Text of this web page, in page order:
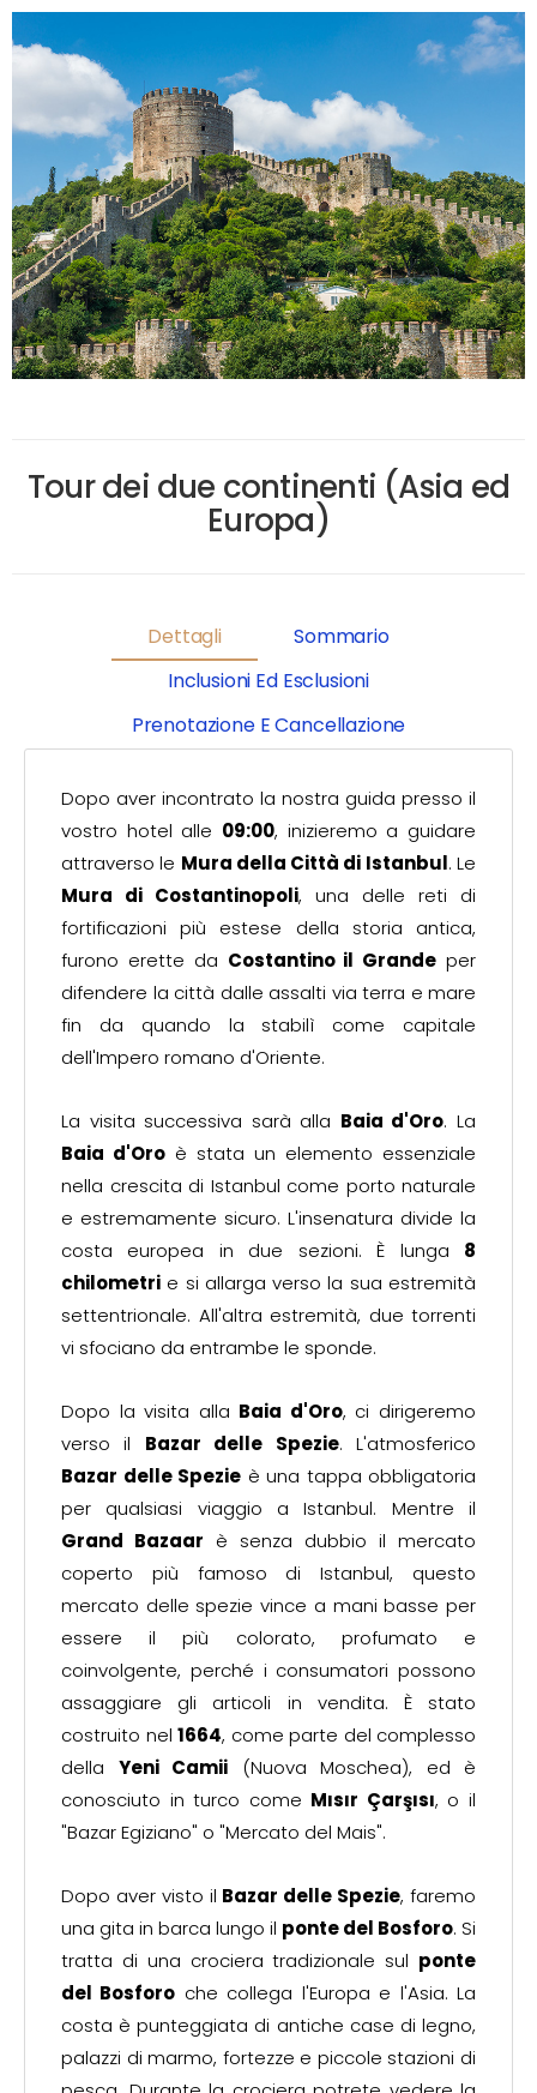
Tour dei due continenti (Asia ed
Europa)
Dettagli
Sommario
Inclusioni Ed Esclusioni
Prenotazione E Cancellazione
Dopo aver incontrato la nostra guida presso il
vostro hotel alle 09:00, inizieremo a guidare
attraverso le Mura della Città di Istanbul. Le
Mura di Costantinopoli, una delle reti di
fortificazioni più estese della storia antica,
furono erette da Costantino il Grande per
difendere la città dalle assalti via terra e mare
fin da quando la stabilì come capitale
dell'Impero romano d'Oriente.
La visita successiva sarà alla Baia d'Oro. La
Baia d'Oro è stata un elemento essenziale
nella crescita di Istanbul come porto naturale
e estremamente sicuro. L'insenatura divide la
costa europea in due sezioni. È lunga 8
chilometri e si allarga verso la sua estremità
settentrionale. All'altra estremità, due torrenti
vi sfociano da entrambe le sponde.
Dopo la visita alla Baia d'Oro, ci dirigeremo
verso il Bazar delle Spezie. L'atmosferico
Bazar delle Spezie è una tappa obbligatoria
per qualsiasi viaggio a Istanbul. Mentre il
Grand Bazaar è senza dubbio il mercato
coperto più famoso di Istanbul, questo
mercato delle spezie vince a mani basse per
essere il più colorato, profumato e
coinvolgente, perché i consumatori possono
assaggiare gli articoli in vendita. È stato
costruito nel 1664, come parte del complesso
della Yeni Camii (Nuova Moschea), ed è
conosciuto in turco come Mısır Çarşısı, o il
"Bazar Egiziano" o "Mercato del Mais".
Dopo aver visto il Bazar delle Spezie, faremo
una gita in barca lungo il ponte del Bosforo. Si
tratta di una crociera tradizionale sul ponte
del Bosforo che collega l'Europa e l'Asia. La
costa è punteggiata di antiche case di legno,
palazzi di marmo, fortezze e piccole stazioni di